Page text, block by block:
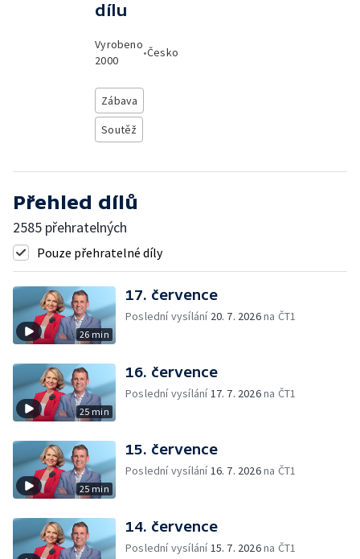
dílu
Vyrobeno
2000
•Česko
Zábava
Soutěž
Přehled dílů
2585 přehratelných
Pouze přehratelné díly
26 min
17. července
Poslední vysílání 20. 7. 2026na ČT1
25 min
16. července
Poslední vysílání17. 7. 2026na ČT1
25 min
15. července
Poslední vysílání16. 7. 2026na ČT1
14. července
Poslední vysílání15. 7. 2026na ČT1